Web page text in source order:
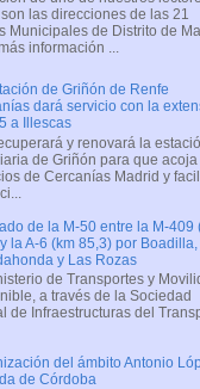
las direcciones de las 21
Municipales de Distrito de
información ...
de Griñón de Renfe
dará servicio con la
a Illescas
y renovará la
de Griñón para que acoja
de Cercanías Madrid y
de la M-50 entre la M-409
la A-6 (km 85,3) por Boadilla,
y Las Rozas
de Transportes y
a través de la Sociedad
de Infraestructuras del
del ámbito Antonio
de Córdoba